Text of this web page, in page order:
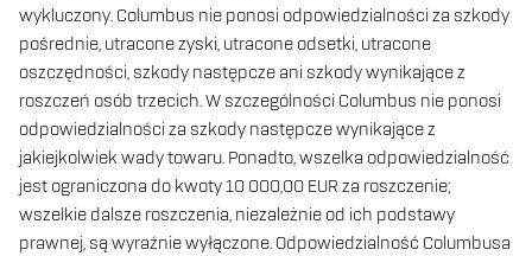
wykluczony. Columbus nie ponosi odpowiedzialności za szkody
pośrednie, utracone zyski, utracone odsetki, utracone
oszczędności, szkody następcze ani szkody wynikające z
roszczeń osób trzecich. W szczególności Columbus nie ponosi
odpowiedzialności za szkody następcze wynikające z
jakiejkolwiek wady towaru. Ponadto, wszelka odpowiedzialność
jest ograniczona do kwoty 10 000,00 EUR za roszczenie;
wszelkie dalsze roszczenia, niezależnie od ich podstawy
prawnej, są wyraźnie wyłączone. Odpowiedzialność Columbusa